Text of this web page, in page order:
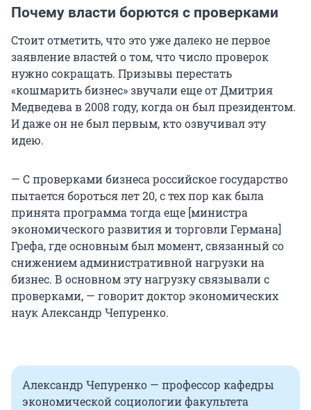
Почему власти борются с проверками
Стоит отметить, что это уже далеко не первое
заявление властей о том, что число проверок
нужно сокращать. Призывы перестать
«кошмарить бизнес» звучали еще от Дмитрия
Медведева в 2008 году, когда он был президентом.
И даже он не был первым, кто озвучивал эту
идею.
— С проверками бизнеса российское государство
пытается бороться лет 20, с тех пор как была
принята программа тогда еще [министра
экономического развития и торговли Германа]
Грефа, где основным был момент, связанный со
снижением административной нагрузки на
бизнес. В основном эту нагрузку связывали с
проверками, — говорит доктор экономических
наук Александр Чепуренко.
Александр Чепуренко — профессор кафедры
экономической социологии факультета